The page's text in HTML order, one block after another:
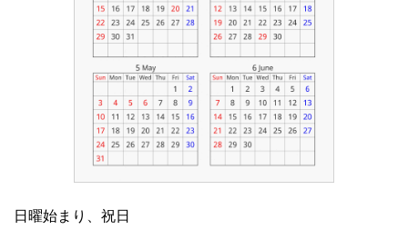
日曜始まり、祝日